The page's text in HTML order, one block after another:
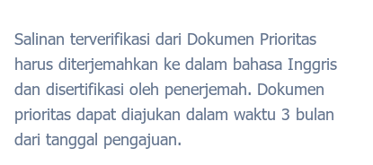
Salinan terverifikasi dari Dokumen Prioritas
harus diterjemahkan ke dalam bahasa Inggris
dan disertifikasi oleh penerjemah. Dokumen
prioritas dapat diajukan dalam waktu 3 bulan
dari tanggal pengajuan.